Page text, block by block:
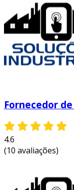
atrativo.
com a escolha
possível otimizar
inox, garantindo
também
Fornecedor
4.6
(10 avaliações)